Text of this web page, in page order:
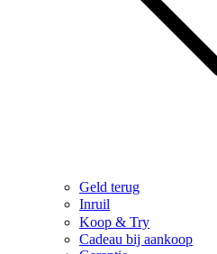
Geld terug
Inruil
Koop & Try
Cadeau bij aankoop